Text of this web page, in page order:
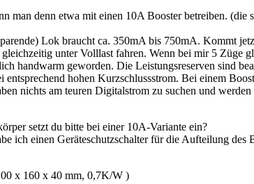
man denn etwa mit einen 10A Booster betreiben.
Lok braucht ca. 350mA bis 750mA. Kommt
unter Volllast fahren. Wenn bei mir 5 Züge
handwarm geworden. Die Leistungsreserven sind
entsprechend hohen Kurzschlussstrom. Bei einem
nichts am teuren Digitalstrom zu suchen und werden
setzt du bitte bei einer 10A-Variante ein?
ich einen Geräteschutzschalter für die Aufteilung des
x 160 x 40 mm, 0,7K/W )